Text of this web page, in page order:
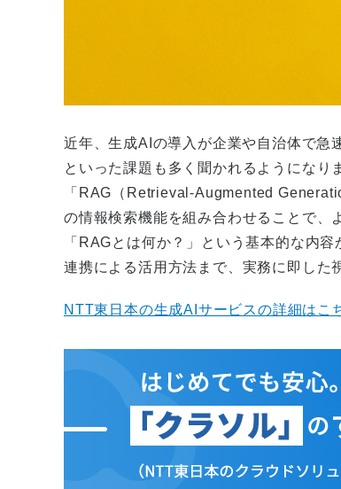
近年、生成AIの導入が企業や自治体で急
といった課題も多く聞かれるようになり
「RAG（Retrieval-Augmented
の情報検索機能を組み合わせることで、
「RAGとは何か？」という基本的な内
連携による活用方法まで、実務に即した
NTT東日本の生成AIサービスの詳細はこ